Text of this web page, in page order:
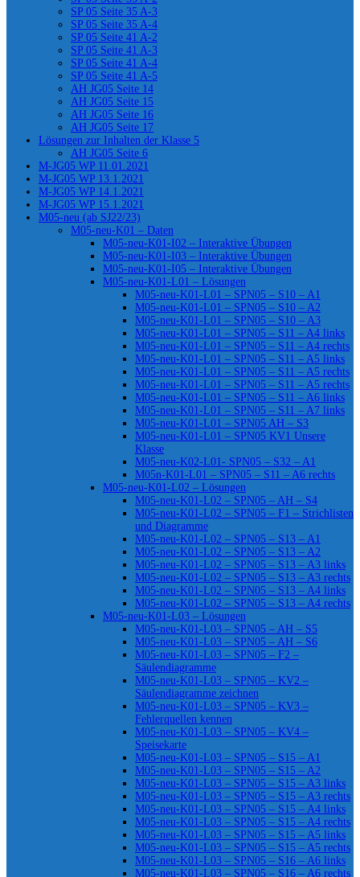
SP 05 Seite 35 A-3
SP 05 Seite 35 A-4
SP 05 Seite 41 A-2
SP 05 Seite 41 A-3
SP 05 Seite 41 A-4
SP 05 Seite 41 A-5
AH JG05 Seite 14
AH JG05 Seite 15
AH JG05 Seite 16
AH JG05 Seite 17
Lösungen zur Inhalten der Klasse 5
AH JG05 Seite 6
M-JG05 WP 11.01.2021
M-JG05 WP 13.1.2021
M-JG05 WP 14.1.2021
M-JG05 WP 15.1.2021
M05-neu (ab SJ22/23)
M05-neu-K01 – Daten
M05-neu-K01-I02 – Interaktive Übungen
M05-neu-K01-I03 – Interaktive Übungen
M05-neu-K01-I05 – Interaktive Übungen
M05-neu-K01-L01 – Lösungen
M05-neu-K01-L01 – SPN05 – S10 – A1
M05-neu-K01-L01 – SPN05 – S10 – A2
M05-neu-K01-L01 – SPN05 – S10 – A3
M05-neu-K01-L01 – SPN05 – S11 – A4 links
M05-neu-K01-L01 – SPN05 – S11 – A4 rechts
M05-neu-K01-L01 – SPN05 – S11 – A5 links
M05-neu-K01-L01 – SPN05 – S11 – A5 rechts
M05-neu-K01-L01 – SPN05 – S11 – A5 rechts
M05-neu-K01-L01 – SPN05 – S11 – A6 links
M05-neu-K01-L01 – SPN05 – S11 – A7 links
M05-neu-K01-L01 – SPN05 AH – S3
M05-neu-K01-L01 – SPN05 KV1 Unsere
Klasse
M05-neu-K02-L01- SPN05 – S32 – A1
M05n-K01-L01 – SPN05 – S11 – A6 rechts
M05-neu-K01-L02 – Lösungen
M05-neu-K01-L02 – SPN05 – AH – S4
M05-neu-K01-L02 – SPN05 – F1 – Strichlisten
und Diagramme
M05-neu-K01-L02 – SPN05 – S13 – A1
M05-neu-K01-L02 – SPN05 – S13 – A2
M05-neu-K01-L02 – SPN05 – S13 – A3 links
M05-neu-K01-L02 – SPN05 – S13 – A3 rechts
M05-neu-K01-L02 – SPN05 – S13 – A4 links
M05-neu-K01-L02 – SPN05 – S13 – A4 rechts
M05-neu-K01-L03 – Lösungen
M05-neu-K01-L03 – SPN05 – AH – S5
M05-neu-K01-L03 – SPN05 – AH – S6
M05-neu-K01-L03 – SPN05 – F2 –
Säulendiagramme
M05-neu-K01-L03 – SPN05 – KV2 –
Säulendiagramme zeichnen
M05-neu-K01-L03 – SPN05 – KV3 –
Fehlerquellen kennen
M05-neu-K01-L03 – SPN05 – KV4 –
Speisekarte
M05-neu-K01-L03 – SPN05 – S15 – A1
M05-neu-K01-L03 – SPN05 – S15 – A2
M05-neu-K01-L03 – SPN05 – S15 – A3 links
M05-neu-K01-L03 – SPN05 – S15 – A3 rechts
M05-neu-K01-L03 – SPN05 – S15 – A4 links
M05-neu-K01-L03 – SPN05 – S15 – A4 rechts
M05-neu-K01-L03 – SPN05 – S15 – A5 links
M05-neu-K01-L03 – SPN05 – S15 – A5 rechts
M05-neu-K01-L03 – SPN05 – S16 – A6 links
M05-neu-K01-L03 – SPN05 – S16 – A6 rechts